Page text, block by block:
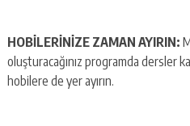
HOBİLERİNİZE ZAMAN AYIRIN:
oluşturacağınız programda dersler
hobilere de yer ayırın.